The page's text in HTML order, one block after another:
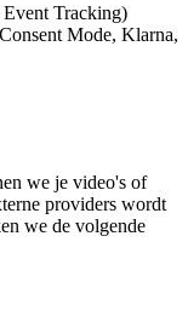
Tracking)
Mode, Klarna,
we je video's of
providers wordt
we de volgende